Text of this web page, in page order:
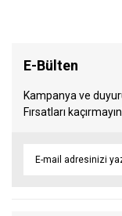
E-Bülten
Kampanya ve
Fırsatları